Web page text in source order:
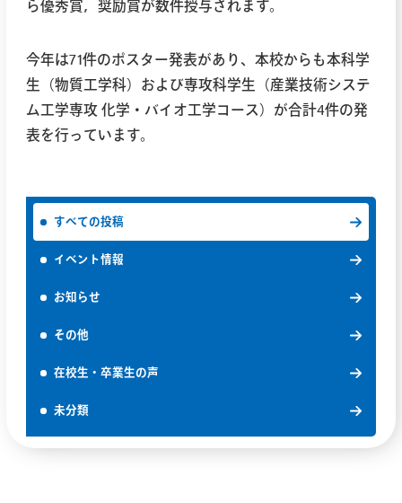
ら優秀賞，奨励賞が数件授与されます。
今年は71件のポスター発表があり、本校からも本科学
生（物質工学科）および専攻科学生（産業技術システ
ム工学専攻 化学・バイオ工学コース）が合計4件の発
表を行っています。
すべての投稿
イベント情報
お知らせ
その他
在校生・卒業生の声
未分類